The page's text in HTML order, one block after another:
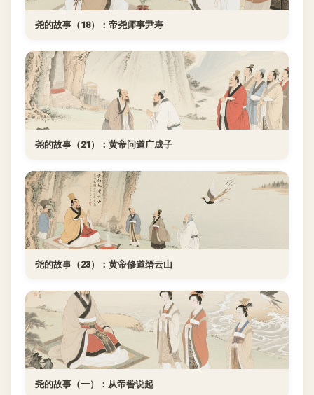
尧的故事（18）：帝尧师事尹寿
尧的故事（21）：黄帝问道广成子
尧的故事（23）：黄帝修道缙云山
尧的故事（一）：从帝喾说起